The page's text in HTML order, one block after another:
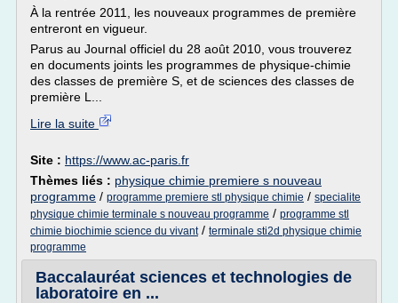
À la rentrée 2011, les nouveaux programmes de première
entreront en vigueur.
Parus au Journal officiel du 28 août 2010, vous trouverez
en documents joints les programmes de physique-chimie
des classes de première S, et de sciences des classes de
première L...
Lire la suite
Site : https://www.ac-paris.fr
Thèmes liés : physique chimie premiere s nouveau
programme / programme premiere stl physique chimie / specialite
physique chimie terminale s nouveau programme / programme stl
chimie biochimie science du vivant/ terminale sti2d physique chimie
programme
Baccalauréat sciences et technologies de
laboratoire en ...